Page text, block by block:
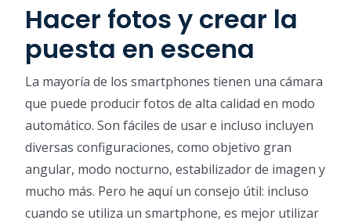
Hacer fotos y crear la
puesta en escena
La mayoría de los smartphones tienen una cámara
que puede producir fotos de alta calidad en modo
automático. Son fáciles de usar e incluso incluyen
diversas configuraciones, como objetivo gran
angular, modo nocturno, estabilizador de imagen y
mucho más. Pero he aquí un consejo útil: incluso
cuando se utiliza un smartphone, es mejor utilizar